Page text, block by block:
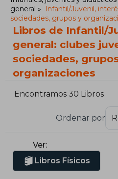
general
Infantil/Juvenil,
sociedades, grupos y
Libros de Infantil/
general: clubes
sociedades,
organizaciones
Encontramos 30 Libros
Ordenar por
Ver:
Libros Físicos